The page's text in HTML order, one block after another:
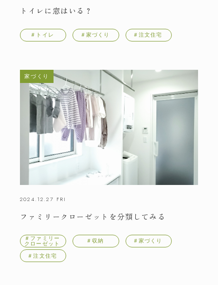
トイレに窓はいる？
＃トイレ ＃家づくり ＃注文住宅
家づくり
2024.12.27 FRI
ファミリークローゼットを分類してみる
＃ファミリー
クローゼット
＃収納 ＃家づくり
＃注文住宅